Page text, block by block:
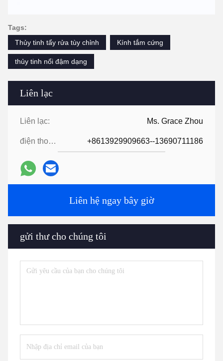
Liên lạc
Liên lạc: Ms. Grace Zhou
điện thoại: +8613929909663--13690711186
Liên hệ ngay bây giờ
gửi thư cho chúng tôi
Tags:
Thủy tinh tẩy rửa tùy chỉnh
Kính tắm cứng
thủy tinh nổi đậm dạng